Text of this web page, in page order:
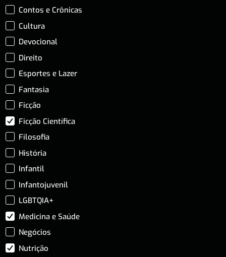
Contos e Crônicas
Cultura
Devocional
Direito
Esportes e Lazer
Fantasia
Ficção
Ficção Científica
Filosofia
História
Infantil
Infantojuvenil
LGBTQIA+
Medicina e Saúde
Negócios
Nutrição